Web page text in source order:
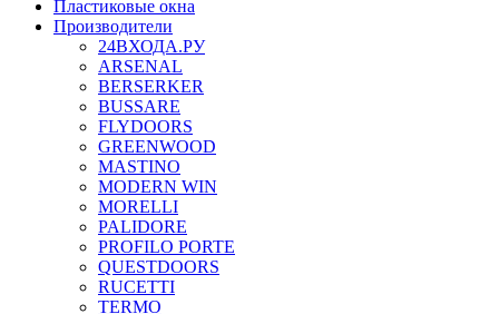
Пластиковые окна
Производители
24ВХОДА.РУ
ARSENAL
BERSERKER
BUSSARE
FLYDOORS
GREENWOOD
MASTINO
MODERN WIN
MORELLI
PALIDORE
PROFILO PORTE
QUESTDOORS
RUCETTI
TERMO